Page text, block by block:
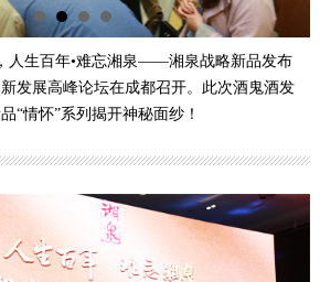
人生百年•难忘湘泉——湘泉战略新品发布
发展高峰论坛在成都召开。此次酒鬼酒发
“情怀”系列揭开神秘面纱！